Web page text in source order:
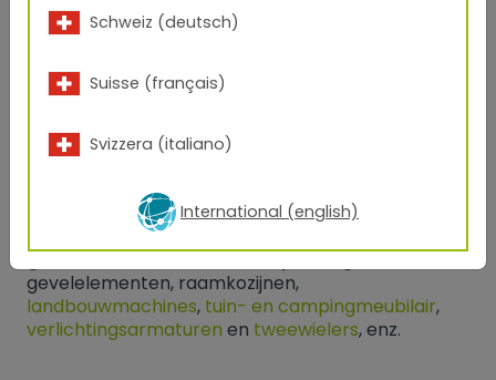
Toepassingen
Door hun weerbestendigheid zijn polyesters
geschikt voor alle buitentoepassingen, zoals
gevelelementen, raamkozijnen,
landbouwmachines, tuin- en campingmeubilair,
verlichtingsarmaturen en tweewielers, enz.
Schweiz (deutsch)
Suisse (français)
Svizzera (italiano)
International (english)